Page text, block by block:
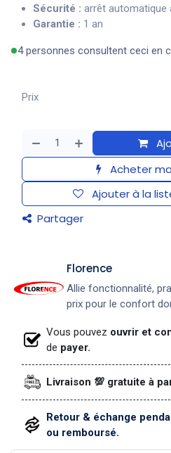
Sécurité : arrêt automatique
Garantie : 1 an
4 personnes consultent ceci en
Acheter
Ajouter à la
Partager
Prix
​Florence
Allie fonctionnalité,
prix pour le confort
Vous pouvez ouvrir et
de payer.
Livraison 💯 gratuite à
Retour & échange
ou remboursé.